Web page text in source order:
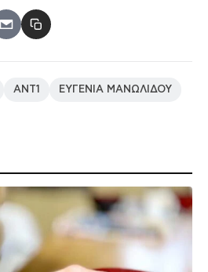
ΑΝΤ1 ΕΥΓΕΝΙΑ ΜΑΝΩΛΙΔΟΥ